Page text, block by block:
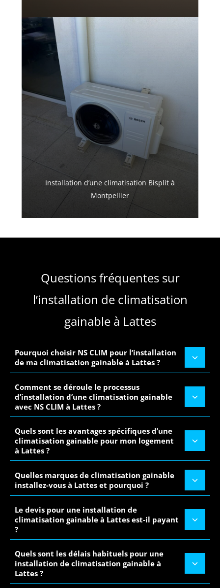
Installation d’une climatisation Bisplit à
Montpellier
Questions fréquentes sur
l’installation de climatisation
gainable à Lattes
Pourquoi choisir NS CLIM pour l’installation
de ma climatisation gainable à Lattes ?
Comment se déroule le processus
d’installation d’une climatisation gainable
avec NS CLIM à Lattes ?
Quels sont les avantages spécifiques d’une
climatisation gainable pour mon logement
à Lattes ?
Quelles marques de climatisation gainable
installez-vous à Lattes et pourquoi ?
Le devis pour une installation de
climatisation gainable à Lattes est-il payant
?
Quels sont les délais habituels pour une
installation de climatisation gainable à
Lattes ?